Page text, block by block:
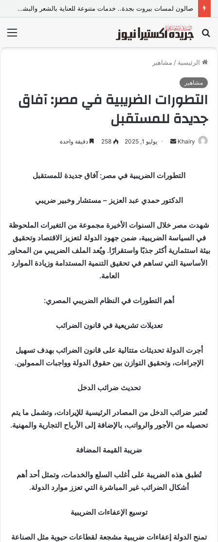
صالون لمسات بيروت بجدة.. خدمات متنوعة للعناية بالشعر والبشرة وإطلالة المرأة
بحث
عن
الرئيسية / مشاهير
مشاهير
التطورات الضريبية في مصر: آفاق
جديدة للمستقبل
Khairy
ل
ر
د
ا
ك
و
يوليو 1, 2025 258 دقيقة واحدة
التطورات الضريبية في مصر: آفاق جديدة للمستقبل
الدكتور حمدي عبد العزيز – مستشار وخبير ضريبي
شهدت مصر خلال السنوات الأخيرة مجموعة من التغيرات الملحوظة
في السياسة الضريبية، ضمن جهود الدولة لتعزيز الاقتصاد وتحقيق
بيئة استثمارية أكثر جذبًا واستقرارًا. ويُعد الملف الضريبي من المحاور
الأساسية التي تساهم في تحقيق التنمية المستدامة وزيادة الموارد
العامة.
أهم التطورات في النظام الضريبي المصري:
تعديلات تشريعية في قانون الضرائب
أجرت الدولة تحديثات متتالية على قانون الضرائب بهدف تسهيل
الإجراءات، وتحقيق التوازن بين حقوق الدولة وواجبات الممولين.
تحديث ضرائب الدخل
تُعتبر ضرائب الدخل من المصادر الرئيسية للإيرادات، وتشمل ما يتم
تحصيله من الأجور والرواتب، بالإضافة إلى الأرباح التجارية والمهنية.
ضريبة القيمة المضافة
تُطبق هذه الضريبة على أغلب السلع والخدمات، وتمثل أحد أهم
أشكال الضرائب غير المباشرة التي تعزز موارد الدولة.
توسيع الإعفاءات الضريبية
تمنح الدولة إعفاءات ضريبية مشجعة لقطاعات حيوية مثل الصناعة